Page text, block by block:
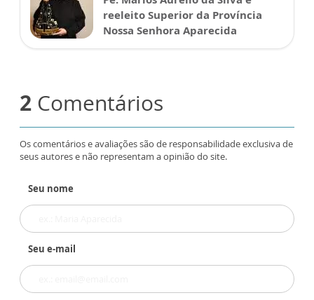
reeleito Superior da Província
Nossa Senhora Aparecida
2 Comentários
Os comentários e avaliações são de responsabilidade exclusiva de
seus autores e não representam a opinião do site.
Seu nome
Seu e-mail